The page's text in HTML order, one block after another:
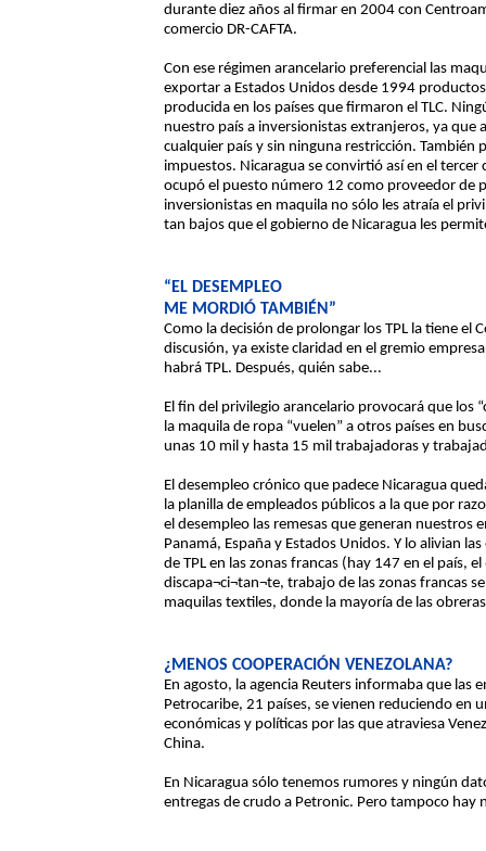
durante diez años al firmar en 2004 con
comercio DR-CAFTA.
Con ese régimen arancelario preferencial las
exportar a Estados Unidos desde 1994
producida en los países que firmaron el TLC.
nuestro país a inversionistas extranjeros, ya
cualquier país y sin ninguna restricción.
impuestos. Nicaragua se convirtió así en el
ocupó el puesto número 12 como proveedor de
inversionistas en maquila no sólo les atraía el
tan bajos que el gobierno de Nicaragua les
“EL DESEMPLEO
ME MORDIÓ TAMBIÉN”
Como la decisión de prolongar los TPL la tiene el
discusión, ya existe claridad en el gremio
habrá TPL. Después, quién sabe...
El fin del privilegio arancelario provocará que los
la maquila de ropa “vuelen” a otros países en
unas 10 mil y hasta 15 mil trabajadoras y
El desempleo crónico que padece Nicaragua
la planilla de empleados públicos a la que por
el desempleo las remesas que generan nuestros
Panamá, España y Estados Unidos. Y lo alivian
de TPL en las zonas francas (hay 147 en el país,
discapa¬ci¬tan¬te, trabajo de las zonas francas
maquilas textiles, donde la mayoría de las
¿MENOS COOPERACIÓN VENEZOLANA?
En agosto, la agencia Reuters informaba que las
Petrocaribe, 21 países, se vienen reduciendo en
económicas y políticas por las que atraviesa
China.
En Nicaragua sólo tenemos rumores y ningún
entregas de crudo a Petronic. Pero tampoco hay